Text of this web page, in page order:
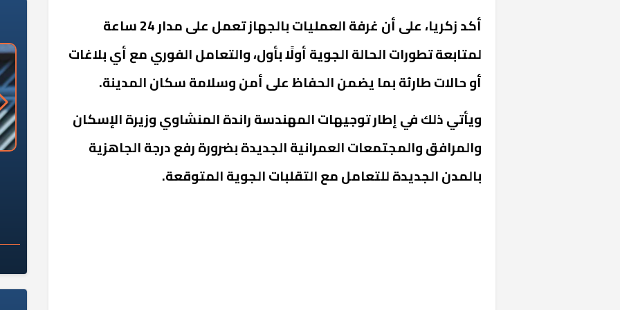
أكد زكريا، على أن غرفة العمليات بالجهاز تعمل على مدار 24 ساعة
لمتابعة تطورات الحالة الجوية أولًا بأول، والتعامل الفوري مع أي بلاغات
أو حالات طارئة بما يضمن الحفاظ على أمن وسلامة سكان المدينة.
ويأتي ذلك في إطار توجيهات المهندسة راندة المنشاوي وزيرة الإسكان
والمرافق والمجتمعات العمرانية الجديدة بضرورة رفع درجة الجاهزية
بالمدن الجديدة للتعامل مع التقلبات الجوية المتوقعة.
«وزارة الآثار»: العُثور على 10 توابيت
خشبية بفناء مقبرة "باكي"